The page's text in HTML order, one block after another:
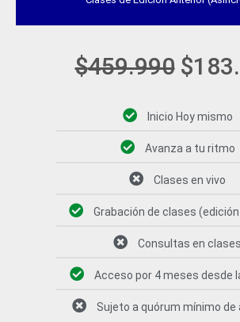
$459.990 $
Inicio Hoy mismo
Avanza a tu ritmo
Clases en vivo
Grabación de clases
Consultas en clases
Acceso por 4 meses desde
Sujeto a quórum mínimo de